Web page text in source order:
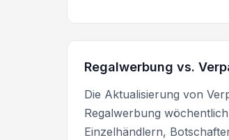
Regalwerbung vs.
Die Aktualisierung von
Regalwerbung
Einzelhändlern,